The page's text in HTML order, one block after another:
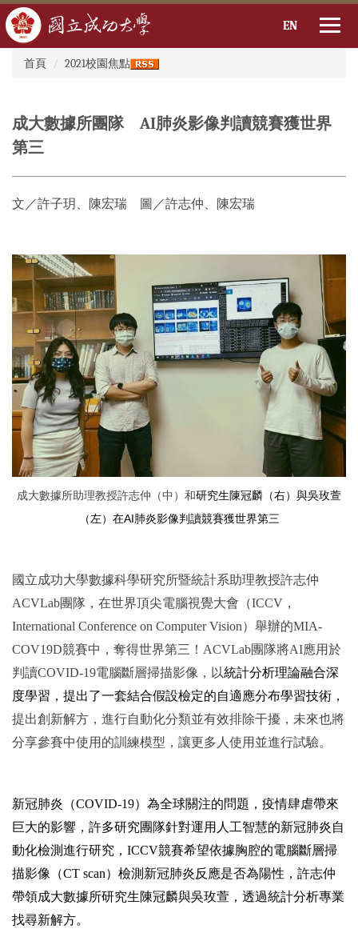
內
容
區
EN
:::
首頁
2021校園焦點
成大數據所團隊 AI肺炎影像判讀競賽獲世界
第三
文／許子玥、陳宏瑞 圖／許志仲、陳宏瑞
成大數據所助理教授許志仲（中）和研究生陳冠麟（右）與吳玫萱
（左）在AI肺炎影像判讀競賽獲世界第三
國立成功大學數據科學研究所暨統計系助理教授許志仲
ACVLab團隊，在世界頂尖電腦視覺大會（ICCV，
International Conference on Computer Vision）舉辦的MIA-
COV19D競賽中，奪得世界第三！ACVLab團隊將AI應用於
判讀COVID-19電腦斷層掃描影像，以統計分析理論融合深
度學習，提出了一套結合假設檢定的自適應分布學習技術，
提出創新解方，進行自動化分類並有效排除干擾，未來也將
分享參賽中使用的訓練模型，讓更多人使用並進行試驗。
新冠肺炎（COVID-19）為全球關注的問題，疫情肆虐帶來
巨大的影響，許多研究團隊針對運用人工智慧的新冠肺炎自
動化檢測進行研究，ICCV競賽希望依據胸腔的電腦斷層掃
描影像（CT scan）檢測新冠肺炎反應是否為陽性，許志仲
帶領成大數據所研究生陳冠麟與吳玫萱，透過統計分析專業
找尋新解方。